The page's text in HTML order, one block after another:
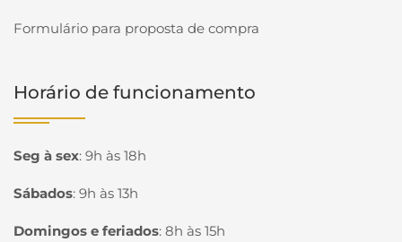
Formulário para proposta de compra
Horário de funcionamento
Seg à sex: 9h às 18h
Sábados: 9h às 13h
Domingos e feriados: 8h às 15h